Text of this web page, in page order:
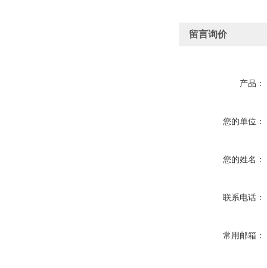
留言询价
产品：
您的单位：
您的姓名：
联系电话：
常用邮箱：